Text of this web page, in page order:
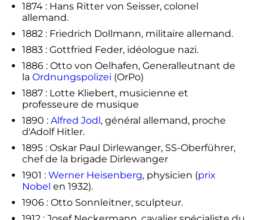
1874 : Hans Ritter von Seisser, colonel
allemand.
1882 : Friedrich Dollmann, militaire allemand.
1883 : Gottfried Feder, idéologue nazi.
1886 : Otto von Oelhafen, Generalleutnant de
la Ordnungspolizei (OrPo)
1887 : Lotte Kliebert, musicienne et
professeure de musique
1890 : Alfred Jodl, général allemand, proche
d'Adolf Hitler.
1895 : Oskar Paul Dirlewanger, SS-Oberführer,
chef de la brigade Dirlewanger
1901 : Werner Heisenberg, physicien (prix
Nobel en 1932).
1906 : Otto Sonnleitner, sculpteur.